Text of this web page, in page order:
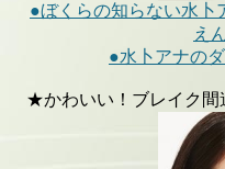
●ぼくらの知らない水卜
え
●水卜アナの
★かわいい！ブレイク間